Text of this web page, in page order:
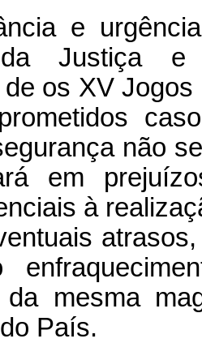
e
da Justiça e
os XV
não
em
à
da mesma
País.